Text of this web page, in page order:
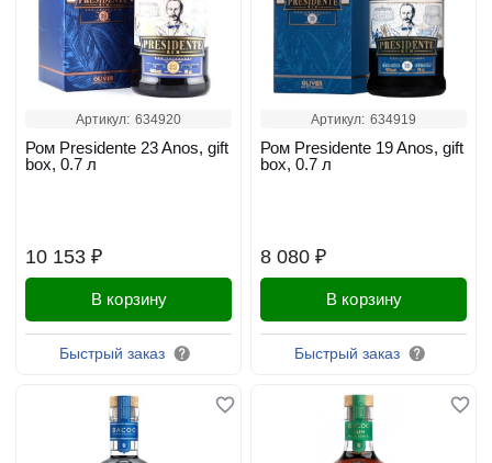
Артикул: 634920
10 153 ₽
Ром Presidente 23 Anos, gift
box, 0.7 л
В корзину
Быстрый заказ
Артикул: 634919
8 080 ₽
Ром Presidente 19 Anos, gift
box, 0.7 л
В корзину
Быстрый заказ